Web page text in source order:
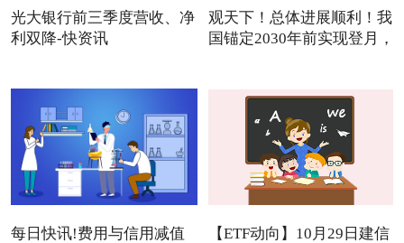
光大银行前三季度营收、净
利双降-快资讯
观天下！总体进展顺利！我
国锚定2030年前实现登月，
每日快讯!费用与信用减值
【ETF动向】10月29日建信